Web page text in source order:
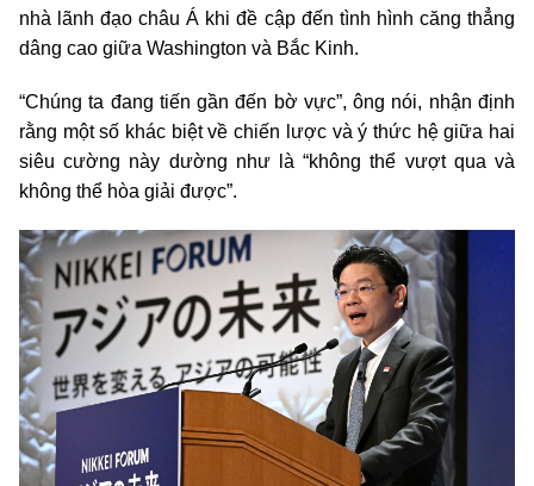
nhà lãnh đạo châu Á khi đề cập đến tình hình căng thẳng
dâng cao giữa Washington và Bắc Kinh.
“Chúng ta đang tiến gần đến bờ vực”, ông nói, nhận định
rằng một số khác biệt về chiến lược và ý thức hệ giữa hai
siêu cường này dường như là “không thể vượt qua và
không thể hòa giải được”.